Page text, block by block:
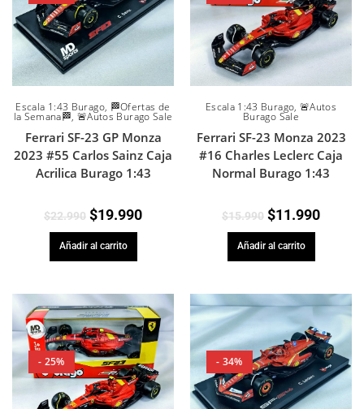
Escala 1:43 Burago, 🏁Ofertas de
la Semana🏁, 🚨Autos Burago Sale
Ferrari SF-23 GP Monza
2023 #55 Carlos Sainz Caja
Acrilica Burago 1:43
$22.990 $19.990
Añadir al carrito
Escala 1:43 Burago,🚨Autos
Burago Sale
Ferrari SF-23 Monza 2023
#16 Charles Leclerc Caja
Normal Burago 1:43
$15.990 $11.990
Añadir al carrito
- 25% - 34%